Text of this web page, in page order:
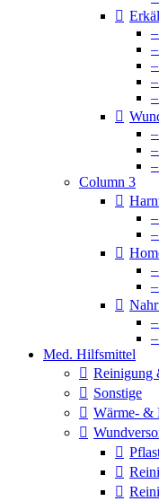
Column 3
Med. Hilfsmittel
Reinigung
Sonstige
Wärme- &